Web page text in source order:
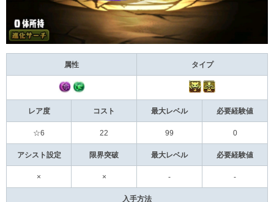
属性 タイプ
レア度 コスト 最大レベル 必要経験値
☆6 22 99 0
アシスト設定 限界突破 最大レベル 必要経験値
× × - -
入手方法